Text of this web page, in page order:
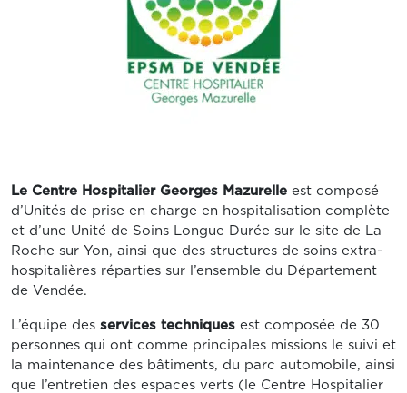
Le Centre Hospitalier Georges Mazurelle est composé
d’Unités de prise en charge en hospitalisation complète
et d’une Unité de Soins Longue Durée sur le site de La
Roche sur Yon, ainsi que des structures de soins extra-
hospitalières réparties sur l’ensemble du Département
de Vendée.
L’équipe des services techniques est composée de 30
personnes qui ont comme principales missions le suivi et
la maintenance des bâtiments, du parc automobile, ainsi
que l’entretien des espaces verts (le Centre Hospitalier